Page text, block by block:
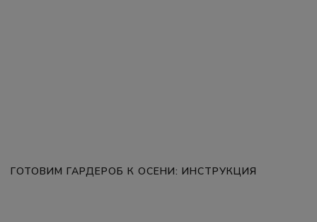
ГОТОВИМ ГАРДЕРОБ К ОСЕНИ: ИНСТРУКЦИЯ